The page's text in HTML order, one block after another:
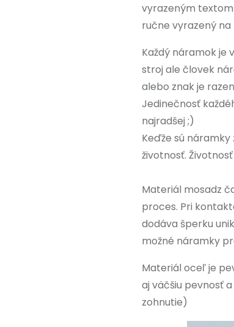
vyrazeným
ručne vyrazený
Každý náramok je
stroj ale človek
alebo znak je
Jedinečnosť
najradšej ;)
Keďže sú náramky
životnosť.
Materiál mosadz
proces. Pri
dodáva šperku
možné náramky
Materiál oceľ je
aj väčšiu pevnosť
zohnutie)